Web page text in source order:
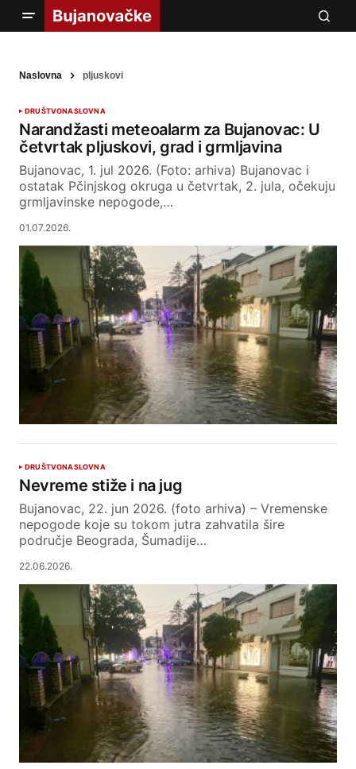
Naslovna pljuskovi
DRUŠTVONASLOVNA
Narandžasti meteoalarm za Bujanovac: U
četvrtak pljuskovi, grad i grmljavina
Bujanovac, 1. jul 2026. (Foto: arhiva) Bujanovac i
ostatak Pčinjskog okruga u četvrtak, 2. jula, očekuju
grmljavinske nepogode,…
01.07.2026.
DRUŠTVONASLOVNA
Nevreme stiže i na jug
Bujanovac, 22. jun 2026. (foto arhiva) – Vremenske
nepogode koje su tokom jutra zahvatila šire
područje Beograda, Šumadije…
22.06.2026.